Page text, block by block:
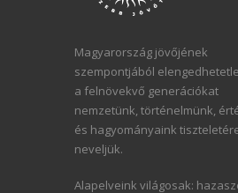
Magyarország jövőjének
szempontjából
a felnövekvő generációkat
nemzetünk, történelmünk,
és hagyományaink
neveljük.
Alapelveink világosak: